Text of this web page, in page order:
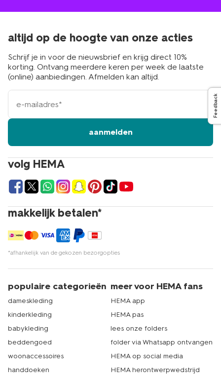
volg HEMA
makkelijk betalen*
*afhankelijk van de gekozen bezorgopties
altijd op de hoogte van onze acties
Schrijf je in voor de nieuwsbrief en krijg direct 10%
korting. Ontvang meerdere keren per week de laatste
(online) aanbiedingen. Afmelden kan altijd.
e-
mailadres
aanmelden
populaire categorieën
dameskleding
kinderkleding
babykleding
beddengoed
woonaccessoires
handdoeken
meer voor HEMA fans
HEMA app
HEMA pas
lees onze folders
folder via Whatsapp ontvangen
HEMA op social media
HEMA herontwerpwedstrijd
Feedback